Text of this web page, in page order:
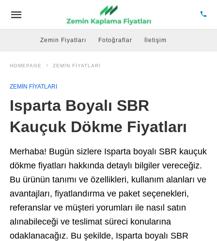
Zemin Fiyatları Fotoğraflar İletişim
HOMEPAGE ZEMIN FIYATLARI
ZEMIN FIYATLARI
Isparta Boyalı SBR
Kauçuk Dökme Fiyatları
Merhaba! Bugün sizlere Isparta boyalı SBR kauçuk
dökme fiyatları hakkında detaylı bilgiler vereceğiz.
Bu ürünün tanımı ve özellikleri, kullanım alanları ve
avantajları, fiyatlandırma ve paket seçenekleri,
referanslar ve müşteri yorumları ile nasıl satın
alınabileceği ve teslimat süreci konularına
odaklanacağız. Bu şekilde, Isparta boyalı SBR